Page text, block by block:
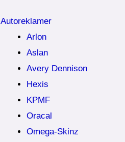
Autoreklamer
Arlon
Aslan
Avery Dennison
Hexis
KPMF
Oracal
Omega-Skinz